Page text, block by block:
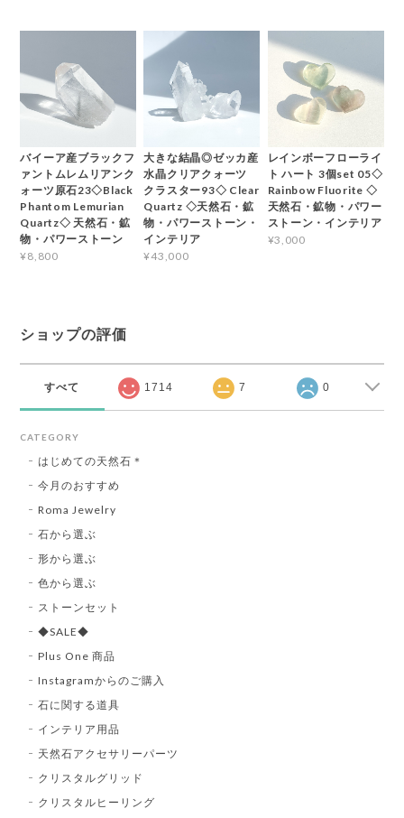
バイーア産ブラックフ
ァントムレムリアンク
ォーツ原石23◇Black
Phantom Lemurian
Quartz◇ 天然石・鉱
物・パワーストーン
¥8,800
大きな結晶◎ゼッカ産
水晶クリアクォーツ
クラスター93◇ Clear
Quartz ◇天然石・鉱
物・パワーストーン・
インテリア
¥43,000
レインボーフローライ
ト ハート 3個set 05◇
Rainbow Fluorite ◇
天然石・鉱物・パワー
ストーン・インテリア
¥3,000
ショップの評価
すべて 1714 7 0
CATEGORY
はじめての天然石＊
今月のおすすめ
Roma Jewelry
石から選ぶ
形から選ぶ
色から選ぶ
ストーンセット
◆SALE◆
Plus One 商品
Instagramからのご購入
石に関する道具
インテリア用品
天然石アクセサリーパーツ
クリスタルグリッド
クリスタルヒーリング